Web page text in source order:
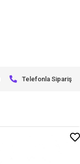
Telefonla Sipariş